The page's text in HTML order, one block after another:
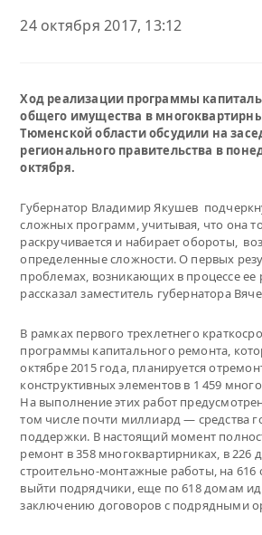
24 октября 2017, 13:12
Ход реализации программы
общего имущества в
Тюменской области обсудили на
регионального правительства в
октября.
Губернатор Владимир Якушев
сложных программ, учитывая, что она
раскручивается и набирает обороты,
определенные сложности. О первых
проблемах, возникающих в процессе ее
рассказал заместитель губернатора
В рамках первого трехлетнего
программы капитального ремонта,
октябре 2015 года, планируется
конструктивных элементов в 1 459
На выполнение этих работ
том числе почти миллиард — средства
поддержки. В настоящий момент
ремонт в 358 многоквартирниках, в 226
строительно-монтажные работы, на 616
выйти подрядчики, еще по 618 домам
заключению договоров с подрядными